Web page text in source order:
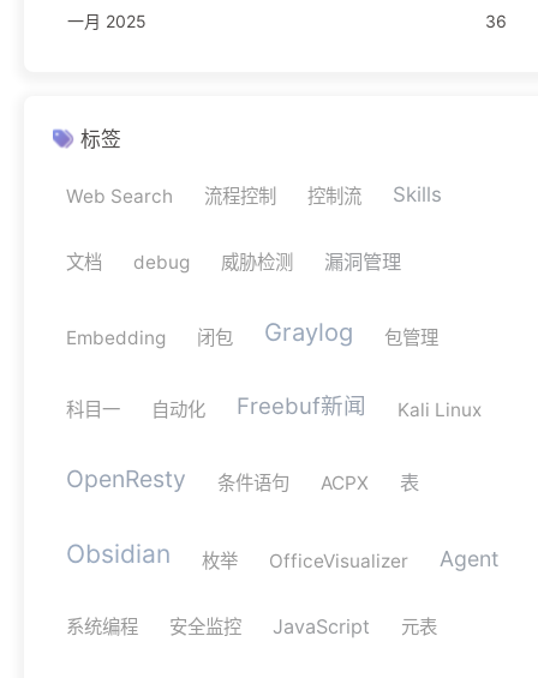
网络安全 11
科目一
一月 2025 36
标签
Web Search 流程控制 控制流 Skills
文档 debug 威胁检测 漏洞管理
Embedding 闭包 Graylog 包管理
科目一 自动化 Freebuf新闻 Kali Linux
OpenResty 条件语句 ACPX 表
Obsidian 枚举 OfficeVisualizer Agent
系统编程 安全监控 JavaScript 元表